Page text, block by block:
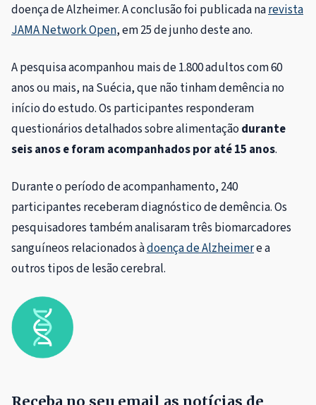
doença de Alzheimer. A conclusão foi publicada narevista
JAMA Network Open, em 25 de junho deste ano.
A pesquisa acompanhou mais de 1.800 adultos com 60
anos ou mais, na Suécia, que não tinham demência no
início do estudo. Os participantes responderam
questionários detalhados sobre alimentação durante
seis anos e foram acompanhados por até 15 anos.
Durante o período de acompanhamento, 240
participantes receberam diagnóstico de demência. Os
pesquisadores também analisaram três biomarcadores
sanguíneos relacionados àdoença de Alzheimere a
outros tipos de lesão cerebral.
Receba no seu email as notícias de